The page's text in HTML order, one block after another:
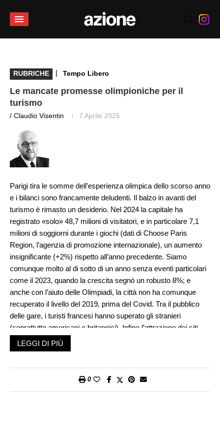
RUBRICHE | Tempo Libero
Le mancate promesse olimpioniche per il
turismo
/ Claudio Visentin 7 Aprile 2025
Parigi tira le somme dell’esperienza olimpica dello scorso anno
e i bilanci sono francamente deludenti. Il balzo in avanti del
turismo è rimasto un desiderio. Nel 2024 la capitale ha
registrato «solo» 48,7 milioni di visitatori, e in particolare 7,1
milioni di soggiorni durante i giochi (dati di Choose Paris
Region, l’agenzia di promozione internazionale), un aumento
insignificante (+2%) rispetto all’anno precedente. Siamo
comunque molto al di sotto di un anno senza eventi particolari
come il 2023, quando la crescita segnò un robusto 8%; e
anche con l’aiuto delle Olimpiadi, la città non ha comunque
recuperato il livello del 2019, prima del Covid. Tra il pubblico
delle gare, i turisti francesi hanno superato gli stranieri
(soprattutto americani e britannici). Infine l’attrazione dei siti
olimpici ha paradossalmente penalizzato le presenze in musei
e monumenti (‒20%); e i pernottamenti negli alberghi sono stati
LEGGI DI PIÙ
0